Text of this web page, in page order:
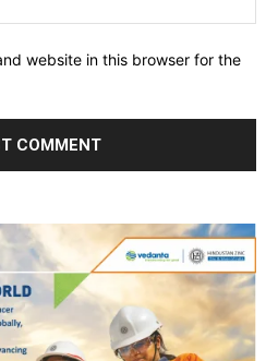
website in this browser for the